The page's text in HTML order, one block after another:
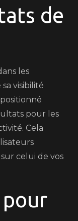
de
les
visibilité
pour les
Cela
celui de vos
pour